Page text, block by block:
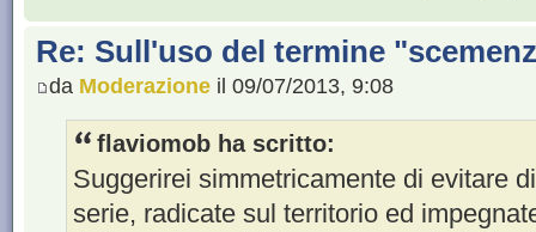
Re: Sull'uso del termine
da Moderazione il 09/07/2013, 9:08
flaviomob ha scritto:
Suggerirei simmetricamente di evitare
serie, radicate sul territorio ed